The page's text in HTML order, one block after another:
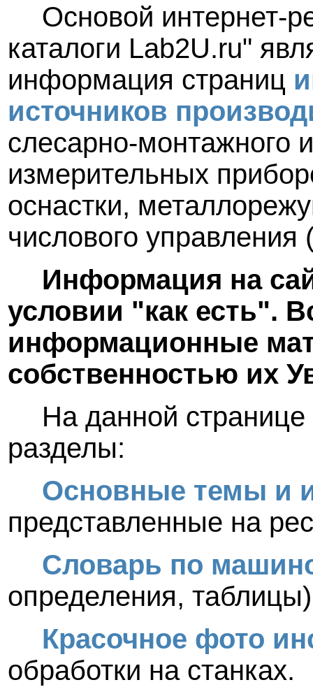
Основой интернет-
каталоги Lab2U.ru"
информация страниц
источников
слесарно-монтажного
измерительных
оснастки,
числового
Информация на
условии "как есть".
информационные
собственностью их
На данной
разделы:
Основные темы и
представленные на
Словарь по
определения,
Красочное фото
обработки на станках.